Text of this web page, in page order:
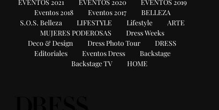
EVENTOS 2021
EVENTOS 2020
EVENTOS 2019
Eventos 2018
Eventos 2017
BELLEZA
S.O.S. Belleza
LIFESTYLE Lifestyle
ARTE
MUJERES PODEROSAS
Dress Weeks
Deco & Design
Dress Photo Tour
DRESS
Editoriales
Eventos Dress
Backstage
Backstage TV
HOME